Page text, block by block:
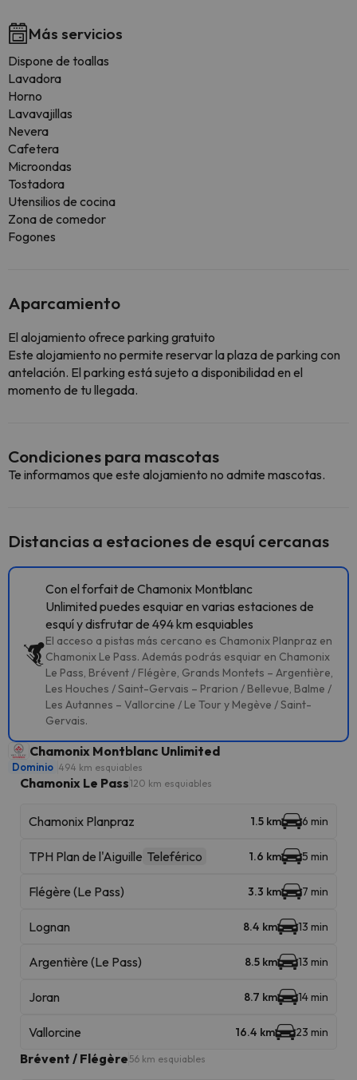
Más servicios
Dispone de toallas
Lavadora
Horno
Lavavajillas
Nevera
Cafetera
Microondas
Tostadora
Utensilios de cocina
Zona de comedor
Fogones
Aparcamiento
El alojamiento ofrece parking gratuito
Este alojamiento no permite reservar la plaza de parking con
antelación. El parking está sujeto a disponibilidad en el
momento de tu llegada.
Condiciones para mascotas
Te informamos que este alojamiento no admite mascotas.
Distancias a estaciones de esquí cercanas
Con el forfait de Chamonix Montblanc
Unlimited puedes esquiar en varias estaciones de
esquí y disfrutar de 494 km esquiables
El acceso a pistas más cercano es Chamonix Planpraz en
Chamonix Le Pass. Además podrás esquiar en Chamonix
Le Pass, Brévent / Flégère, Grands Montets – Argentière,
Les Houches / Saint-Gervais – Prarion / Bellevue, Balme /
Les Autannes – Vallorcine / Le Tour y Megève / Saint-
Gervais.
Chamonix Montblanc Unlimited
Dominio 494 km esquiables
Chamonix Le Pass120 km esquiables
Chamonix Planpraz 1.5 km 6 min
TPH Plan de l'Aiguille Teleférico 1.6 km 5 min
Flégère (Le Pass) 3.3 km 7 min
Lognan 8.4 km 13 min
Argentière (Le Pass) 8.5 km 13 min
Joran 8.7 km 14 min
Vallorcine 16.4 km 23 min
Brévent / Flégère 56 km esquiables